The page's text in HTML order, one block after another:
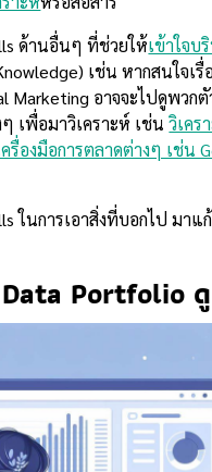
ด้านอื่นๆ ที่ช่วยให้เข้าใจบ
เช่น หากสนใจเรื่
Marketing อาจจะไปดูพวกตั
เพื่อมาวิเคราะห์ เช่นวิเคร
รื่องมือการตลาดต่างๆ เช่น
ในการเอาสิ่งที่บอกไป มา
Portfolio ดู